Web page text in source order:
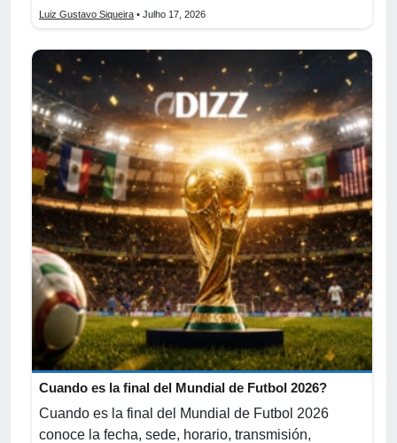
Luiz Gustavo Siqueira • Julho 17, 2026
Cuando es la final del Mundial de Futbol 2026?
Cuando es la final del Mundial de Futbol 2026
conoce la fecha, sede, horario, transmisión,